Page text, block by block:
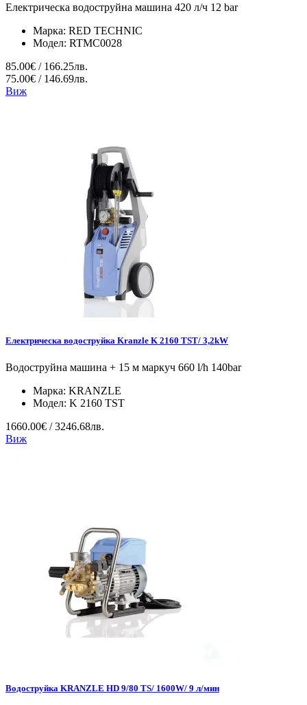
Електрическа водоструйна машина 420 л/ч 12 bar
Марка: RED TECHNIC
Модел: RTMC0028
85.00€ / 166.25лв.
75.00€ / 146.69лв.
Виж
Електрическа водоструйка Kranzle K 2160 TST/ 3,2kW
Водоструйна машина + 15 м маркуч 660 l/h 140bar
Марка: KRANZLE
Модел: K 2160 TST
1660.00€ / 3246.68лв.
Виж
Водоструйка KRANZLE HD 9/80 TS/ 1600W/ 9 л/мин